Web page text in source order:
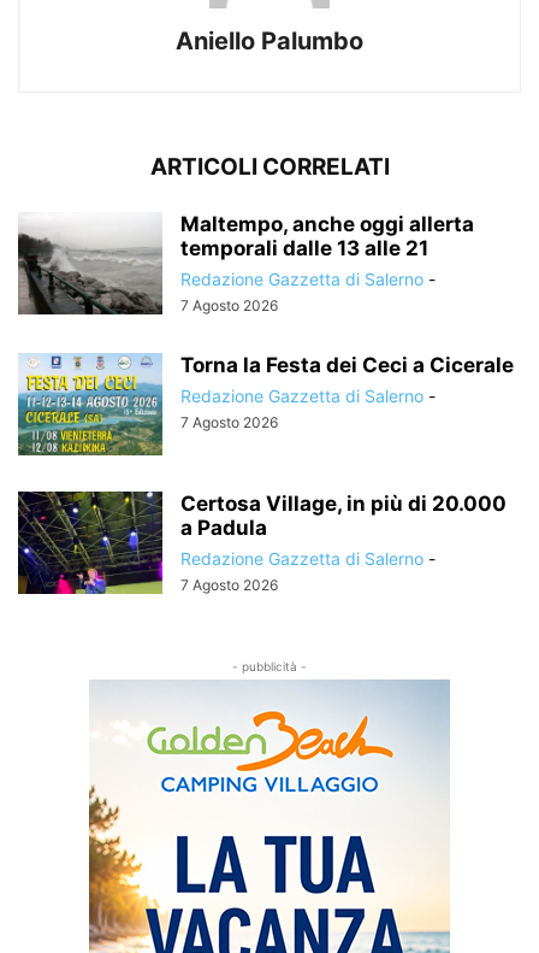
Aniello Palumbo
ARTICOLI CORRELATI
Maltempo, anche oggi allerta
temporali dalle 13 alle 21
Redazione Gazzetta di Salerno -
7 Agosto 2026
Torna la Festa dei Ceci a Cicerale
Redazione Gazzetta di Salerno -
7 Agosto 2026
Certosa Village, in più di 20.000
a Padula
Redazione Gazzetta di Salerno -
7 Agosto 2026
- pubblicità -